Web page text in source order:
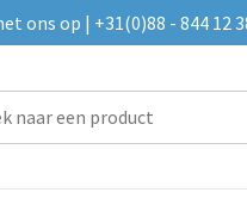
ons op | +31(0)88 - 844 12